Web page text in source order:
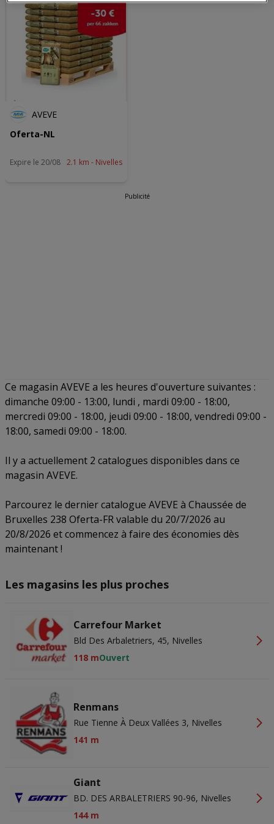
AVEVE
Oferta-NL
Expire le 20/08 2.1 km - Nivelles
Publicité
Ce magasin AVEVE a les heures d'ouverture suivantes :
dimanche 09:00 - 13:00, lundi , mardi 09:00 - 18:00,
mercredi 09:00 - 18:00, jeudi 09:00 - 18:00, vendredi 09:00 -
18:00, samedi 09:00 - 18:00.
Il y a actuellement 2 catalogues disponibles dans ce
magasin AVEVE.
Parcourez le dernier catalogue AVEVE à Chaussée de
Bruxelles 238 Oferta-FR valable du 20/7/2026 au
20/8/2026 et commencez à faire des économies dès
maintenant !
Les magasins les plus proches
Carrefour Market
Bld Des Arbaletriers, 45, Nivelles
118 mOuvert
Renmans
Rue Tienne À Deux Vallées 3, Nivelles
141 m
Giant
BD. DES ARBALETRIERS 90-96, Nivelles
144 m
onze volgende kanalen worden doorgevoerd: Website. Raadpleeg
ons privacybeleid voor meer informatie.
Wij en onze partners verwerken gegevens voor de
volgende doeleinden:
Precieze geolocatiegegevens gebruiken. De apparaatkenmerken
actief scannen ter identificatie. Informatie op een apparaat opslaan
en/of openen. Gepersonaliseerde advertenties en content,
Partnerlijst (derden)